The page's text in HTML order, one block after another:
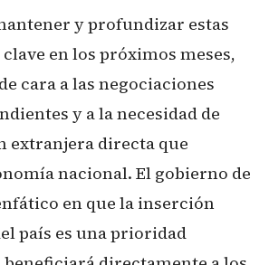
y profundizar estas
en los próximos meses,
cara a las negociaciones
y a la necesidad de
extranjera directa que
nacional. El gobierno de
en que la inserción
país es una prioridad